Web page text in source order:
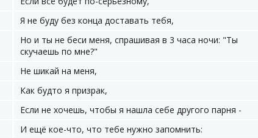
Я не буду без конца доставать тебя,
Но и ты не беси меня, спрашивая в 3 часа ночи: "Ты
скучаешь по мне?"
Не шикай на меня,
Как будто я призрак,
Если не хочешь, чтобы я нашла себе другого парня -
И ещё кое-что, что тебе нужно запомнить: